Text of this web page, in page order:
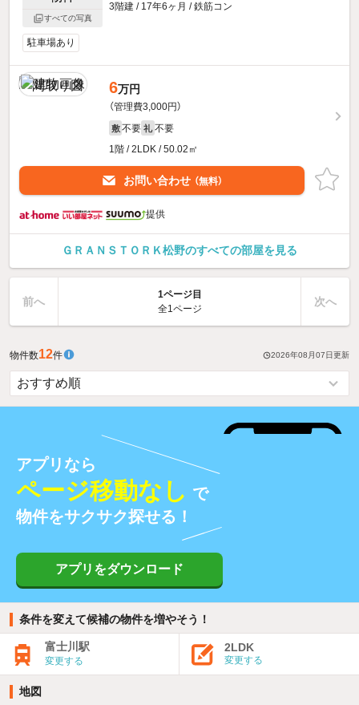
すべての写真
3階建 / 17年6ヶ月 / 鉄筋コン
駐車場あり
6万円
（管理費3,000円）
敷 不要 礼 不要
1階 / 2LDK / 50.02㎡
お問い合わせ （無料）
提供
ＧＲＡＮＳＴＯＲＫ松野のすべての部屋を見る
前へ
1ページ目
全1ページ
次へ
物件数12件 2026年08月07日 更新
アプリなら
ページ移動なし で
物件をサクサク探せる！
アプリをダウンロード
条件を変えて候補の物件を増やそう！
富士川駅
変更する
2LDK
変更する
地図